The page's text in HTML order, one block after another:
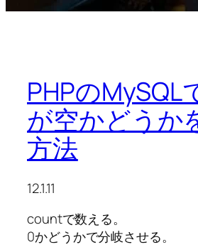
PHPのMySQL
が空かどうか
方法
12.1.11
countで数える。
0かどうかで分岐させる。